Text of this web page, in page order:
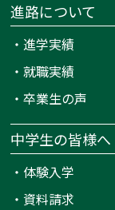
進路について
・進学実績
・就職実績
・卒業生の声
中学生の皆様へ
・ 体験入学
・ 資料請求